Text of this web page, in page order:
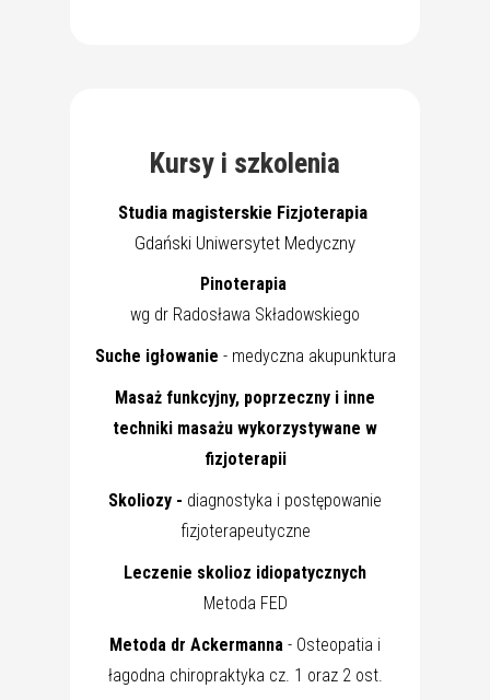
Kursy i szkolenia
Studia magisterskie Fizjoterapia
Gdański Uniwersytet Medyczny
Pinoterapia
wg dr Radosława Składowskiego
Suche igłowanie - medyczna akupunktura
Masaż funkcyjny, poprzeczny i inne
techniki masażu wykorzystywane w
fizjoterapii
Skoliozy - diagnostyka i postępowanie
fizjoterapeutyczne
Leczenie skolioz idiopatycznych
Metoda FED
Metoda dr Ackermanna - Osteopatia i
łagodna chiropraktyka cz. 1 oraz 2 ost.